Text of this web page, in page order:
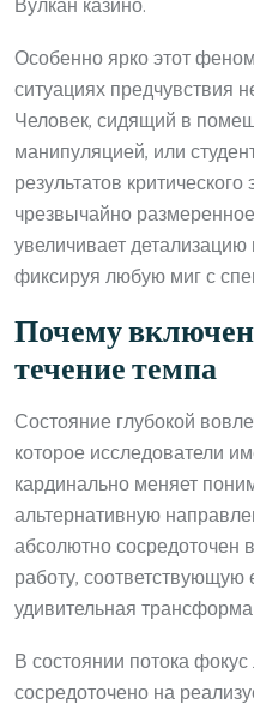
Особенно ярко этот
ситуациях предчувствия
Человек, сидящий в
манипуляцией, или
результатов
чрезвычайно
увеличивает
фиксируя любую миг с
Почему
течение темпа
Состояние глубокой
которое исследователи
кардинально меняет
альтернативную
абсолютно сосредоточен
работу, соответствующую
удивительная
В состоянии потока
сосредоточено на